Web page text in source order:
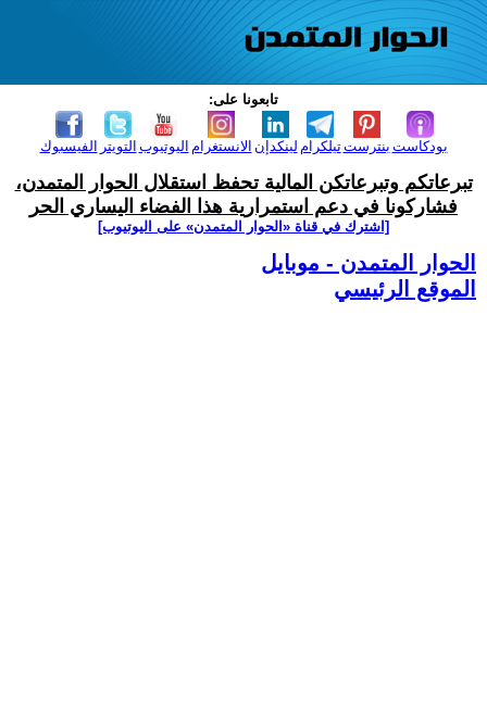
تابعونا على:
الفيسبوك التويتر اليوتيوب الانستغرام لينكدإن تيلكرامبنترست بودكاست
تبرعاتكم وتبرعاتكن المالية تحفظ استقلال الحوار المتمدن،
فشاركونا في دعم استمرارية هذا الفضاء اليساري الحر
[اشترك في قناة ‫«الحوار المتمدن» على اليوتيوب]
الحوار المتمدن - موبايل
الموقع الرئيسي